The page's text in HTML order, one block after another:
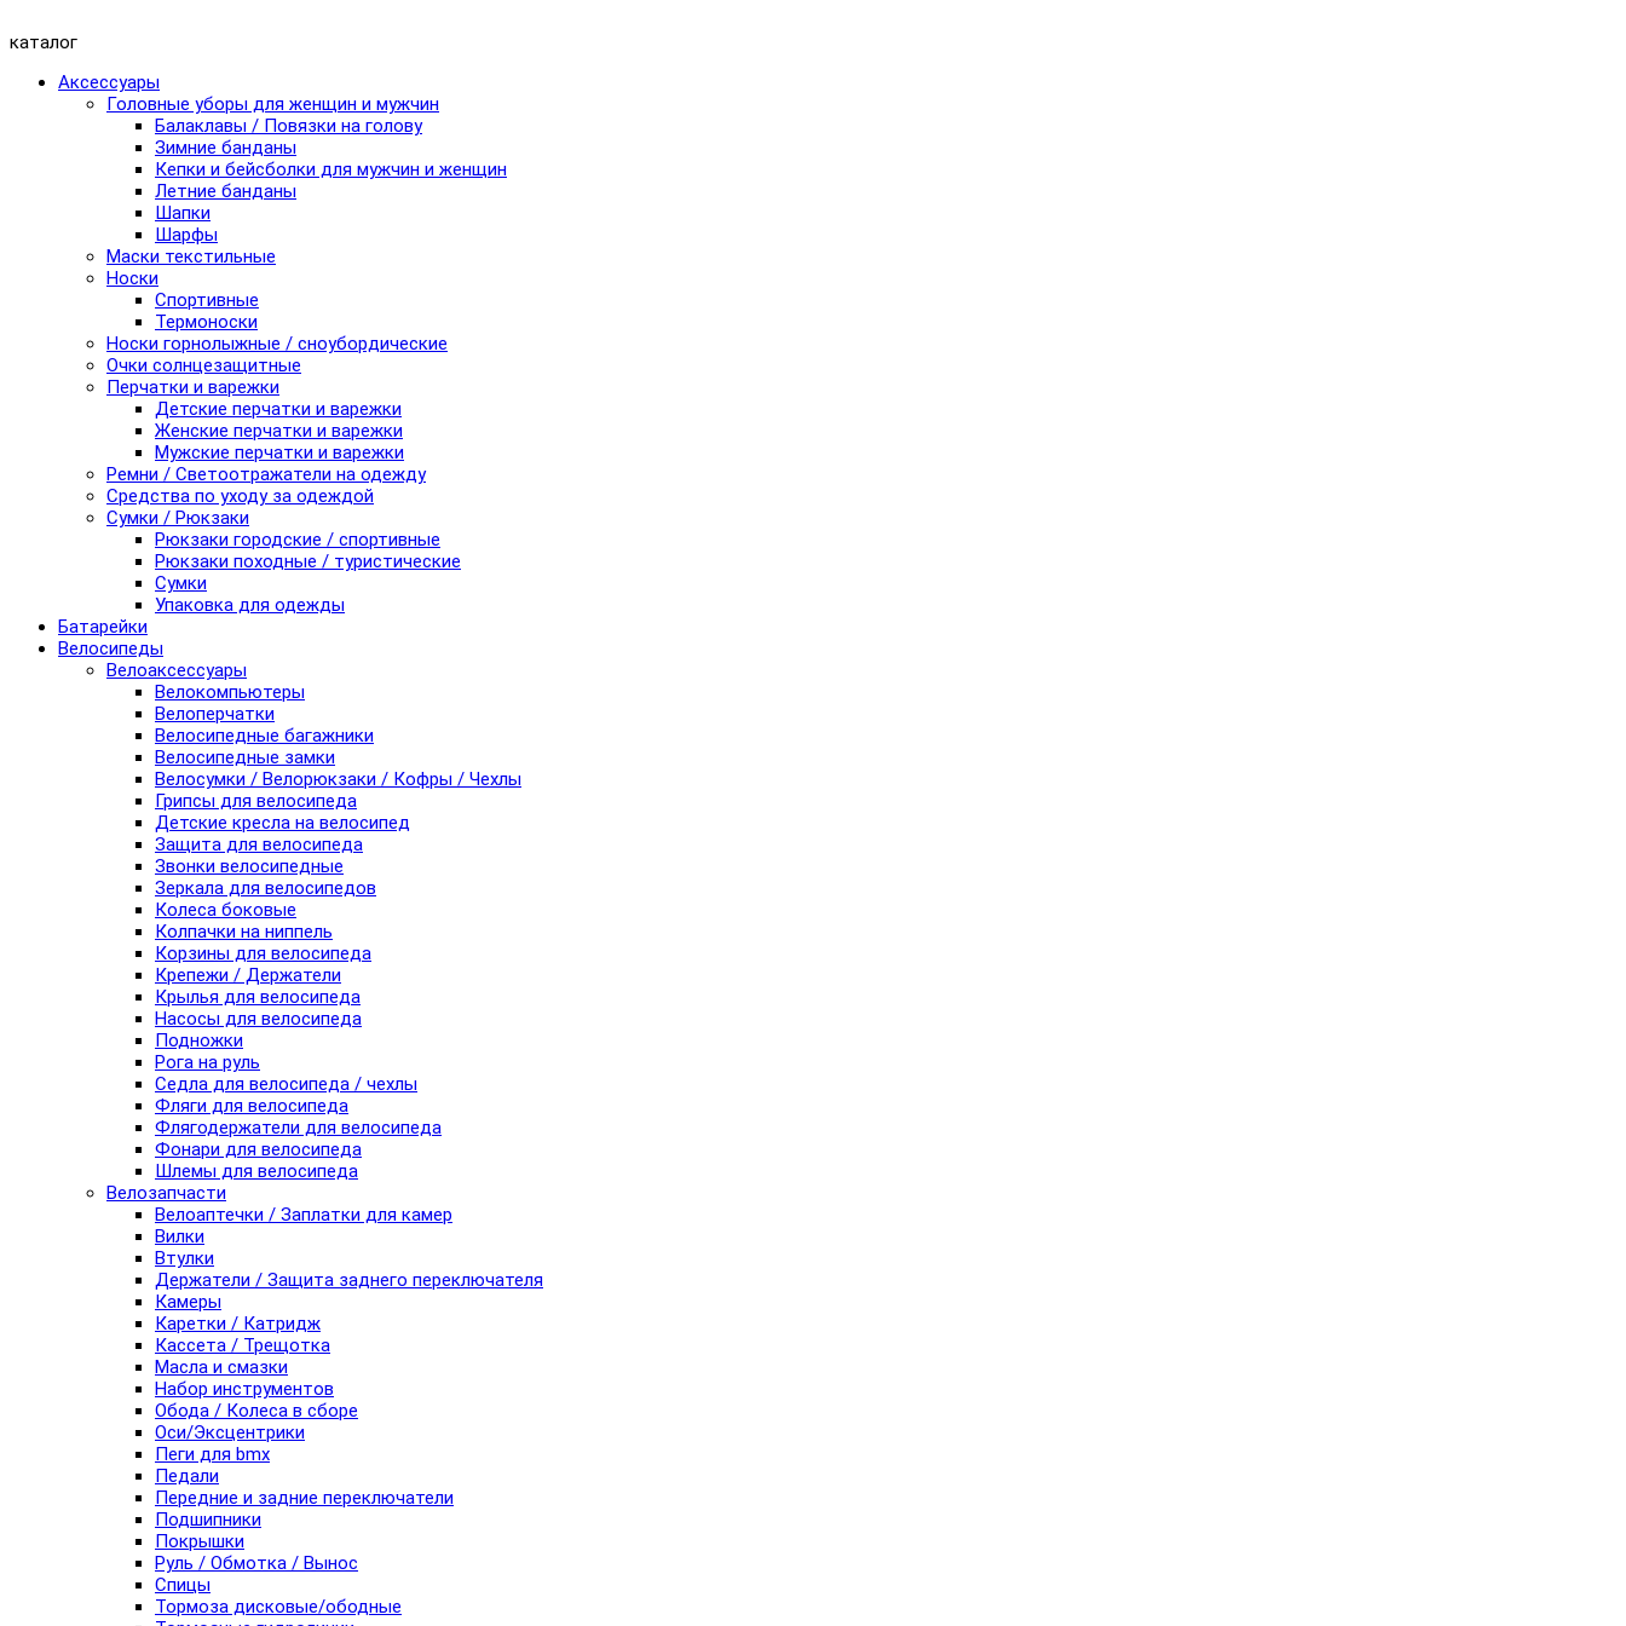
каталог
Аксессуары
Головные уборы для женщин и мужчин
Балаклавы / Повязки на голову
Зимние банданы
Кепки и бейсболки для мужчин и женщин
Летние банданы
Шапки
Шарфы
Маски текстильные
Носки
Спортивные
Термоноски
Носки горнолыжные / сноубордические
Очки солнцезащитные
Перчатки и варежки
Детские перчатки и варежки
Женские перчатки и варежки
Мужские перчатки и варежки
Ремни / Светоотражатели на одежду
Средства по уходу за одеждой
Сумки / Рюкзаки
Рюкзаки городские / спортивные
Рюкзаки походные / туристические
Сумки
Упаковка для одежды
Батарейки
Велосипеды
Велоаксессуары
Велокомпьютеры
Велоперчатки
Велосипедные багажники
Велосипедные замки
Велосумки / Велорюкзаки / Кофры / Чехлы
Грипсы для велосипеда
Детские кресла на велосипед
Защита для велосипеда
Звонки велосипедные
Зеркала для велосипедов
Колеса боковые
Колпачки на ниппель
Корзины для велосипеда
Крепежи / Держатели
Крылья для велосипеда
Насосы для велосипеда
Подножки
Рога на руль
Седла для велосипеда / чехлы
Фляги для велосипеда
Флягодержатели для велосипеда
Фонари для велосипеда
Шлемы для велосипеда
Велозапчасти
Велоаптечки / Заплатки для камер
Вилки
Втулки
Держатели / Защита заднего переключателя
Камеры
Каретки / Катридж
Кассета / Трещотка
Масла и смазки
Набор инструментов
Обода / Колеса в сборе
Оси/Эксцентрики
Пеги для bmx
Педали
Передние и задние переключатели
Подшипники
Покрышки
Руль / Обмотка / Вынос
Спицы
Тормоза дисковые/ободные